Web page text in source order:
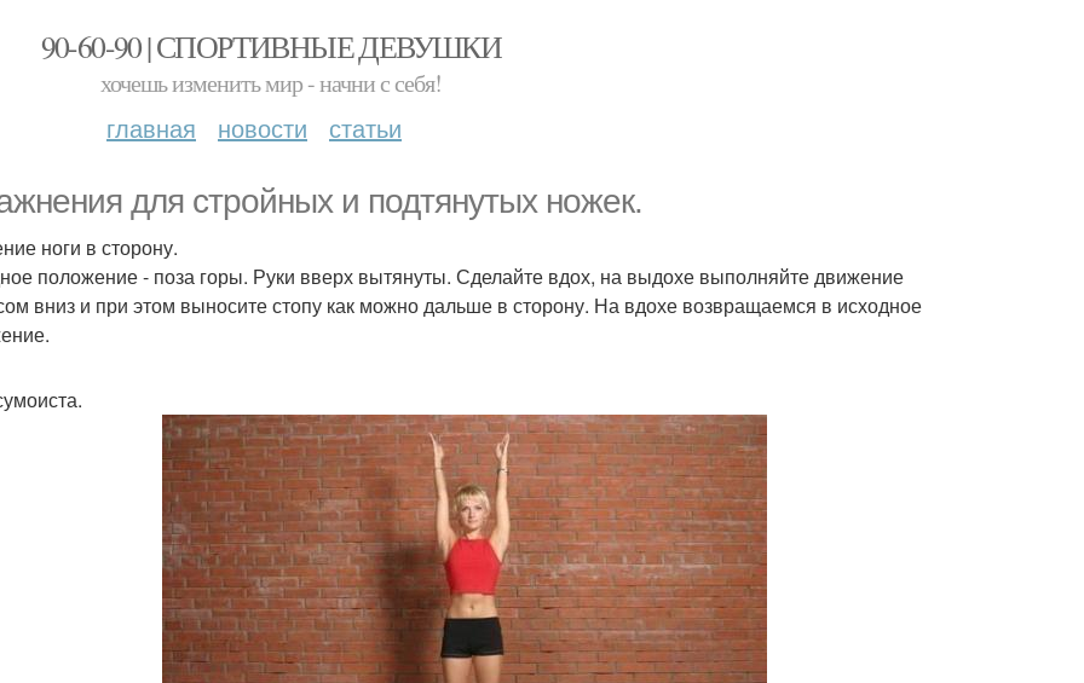
90-60-90 | СПОРТИВНЫЕ ДЕВУШКИ
хочешь изменить мир - начни с себя!
главная новости статьи
для стройных и подтянутых ножек.
ноги в сторону.
положение - поза горы. Руки вверх вытянуты. Сделайте вдох, на выдохе выполняйте движение
вниз и при этом выносите стопу как можно дальше в сторону. На вдохе возвращаемся в исходное